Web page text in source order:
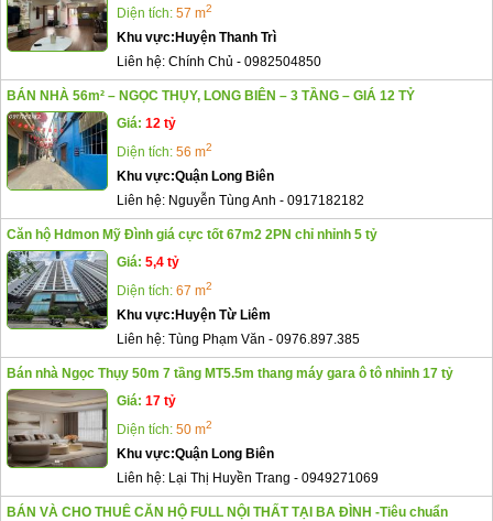
Diện tích: 57 m2
Khu vực:Huyện Thanh Trì
Liên hệ: Chính Chủ - 0982504850
BÁN NHÀ 56m² – NGỌC THỤY, LONG BIÊN – 3 TẦNG – GIÁ 12 TỶ
Giá: 12 tỷ
Diện tích: 56 m2
Khu vực:Quận Long Biên
Liên hệ: Nguyễn Tùng Anh - 0917182182
Căn hộ Hdmon Mỹ Đình giá cực tốt 67m2 2PN chỉ nhỉnh 5 tỷ
Giá: 5,4 tỷ
Diện tích: 67 m2
Khu vực:Huyện Từ Liêm
Liên hệ: Tùng Phạm Văn - 0976.897.385
Bán nhà Ngọc Thụy 50m 7 tầng MT5.5m thang máy gara ô tô nhỉnh 17 tỷ
Giá: 17 tỷ
Diện tích: 50 m2
Khu vực:Quận Long Biên
Liên hệ: Lại Thị Huyền Trang - 0949271069
BÁN VÀ CHO THUÊ CĂN HỘ FULL NỘI THẤT TẠI BA ĐÌNH -Tiêu chuẩn